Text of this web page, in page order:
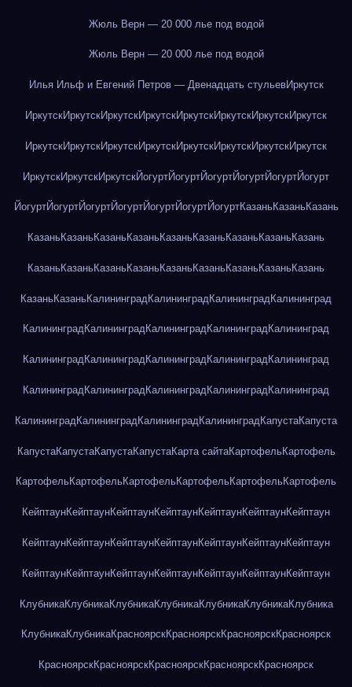
Жюль Верн — 20 000 лье под водой
Жюль Верн — 20 000 лье под водой
Илья Ильф и Евгений Петров — Двенадцать стульевИркутск
ИркутскИркутскИркутскИркутскИркутскИркутскИркутскИркутск
ИркутскИркутскИркутскИркутскИркутскИркутскИркутскИркутск
ИркутскИркутскИркутскЙогуртЙогуртЙогуртЙогуртЙогуртЙогурт
ЙогуртЙогуртЙогуртЙогуртЙогуртЙогуртЙогуртКазаньКазаньКазань
КазаньКазаньКазаньКазаньКазаньКазаньКазаньКазаньКазань
КазаньКазаньКазаньКазаньКазаньКазаньКазаньКазаньКазань
КазаньКазаньКалининградКалининградКалининградКалининград
КалининградКалининградКалининградКалининградКалининград
КалининградКалининградКалининградКалининградКалининград
КалининградКалининградКалининградКалининградКалининград
Калининград Калининград Калининград Калининград КапустаКапуста
КапустаКапустаКапустаКапустаКарта сайтаКартофельКартофель
КартофельКартофельКартофельКартофельКартофельКартофель
КейптаунКейптаунКейптаунКейптаунКейптаунКейптаунКейптаун
КейптаунКейптаунКейптаунКейптаунКейптаунКейптаунКейптаун
КейптаунКейптаунКейптаунКейптаунКейптаунКейптаунКейптаун
КлубникаКлубникаКлубникаКлубникаКлубникаКлубникаКлубника
КлубникаКлубникаКрасноярскКрасноярскКрасноярскКрасноярск
КрасноярскКрасноярскКрасноярскКрасноярскКрасноярск